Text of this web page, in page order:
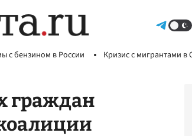
с бензином в России Кризис с мигрантами в
граждан